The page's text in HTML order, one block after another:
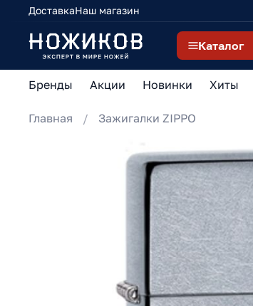
ДоставкаНаш магазин
Каталог
Бренды Акции Новинки Хиты
Главная Зажигалки ZIPPO